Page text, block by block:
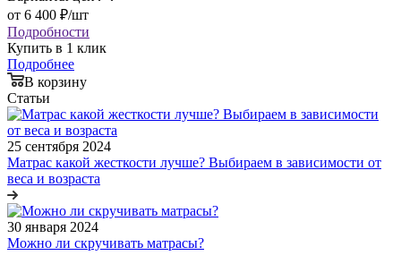
от 6 400 ₽/шт
Подробности
Купить в 1 клик
Подробнее
В корзину
Статьи
25 сентября 2024
Матрас какой жесткости лучше? Выбираем в зависимости от
веса и возраста
30 января 2024
Можно ли скручивать матрасы?